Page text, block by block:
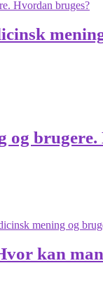
brugere.
kan